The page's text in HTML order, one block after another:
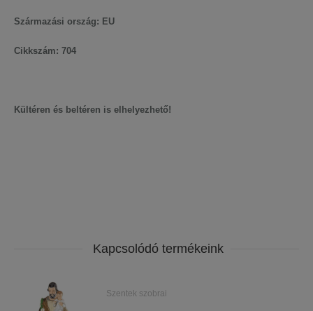
Származási ország: EU
Cikkszám: 704
Kültéren és beltéren is elhelyezhető!
Kapcsolódó termékeink
Szentek szobrai